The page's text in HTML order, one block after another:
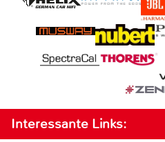
Interessante Links: